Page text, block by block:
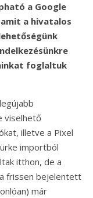
a Google
a hivatalos
foglaltuk
viselhető
illetve a Pixel
importból
itthon, de a
frissen bejelentett
már